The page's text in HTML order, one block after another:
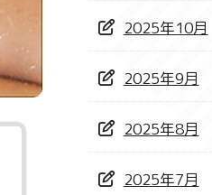
2025年10月
2025年9月
2025年8月
2025年7月